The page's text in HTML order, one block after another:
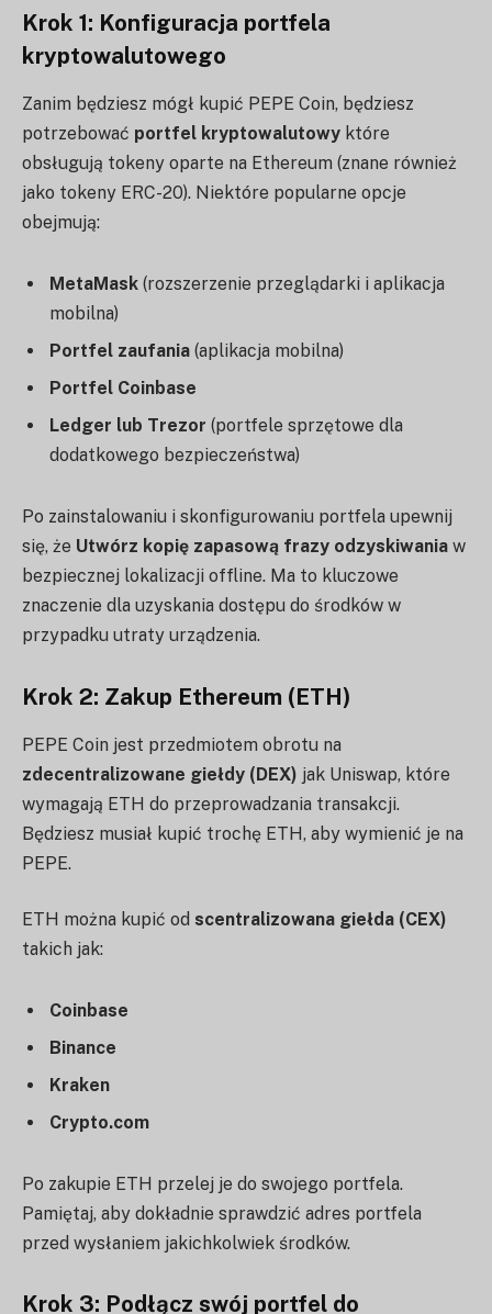
Krok 1: Konfiguracja portfela
kryptowalutowego
Zanim będziesz mógł kupić PEPE Coin, będziesz
potrzebować portfel kryptowalutowy które
obsługują tokeny oparte na Ethereum (znane również
jako tokeny ERC-20). Niektóre popularne opcje
obejmują:
MetaMask (rozszerzenie przeglądarki i aplikacja
mobilna)
Portfel zaufania (aplikacja mobilna)
Portfel Coinbase
Ledger lub Trezor (portfele sprzętowe dla
dodatkowego bezpieczeństwa)
Po zainstalowaniu i skonfigurowaniu portfela upewnij
się, że Utwórz kopię zapasową frazy odzyskiwania w
bezpiecznej lokalizacji offline. Ma to kluczowe
znaczenie dla uzyskania dostępu do środków w
przypadku utraty urządzenia.
Krok 2: Zakup Ethereum (ETH)
PEPE Coin jest przedmiotem obrotu na
zdecentralizowane giełdy (DEX) jak Uniswap, które
wymagają ETH do przeprowadzania transakcji.
Będziesz musiał kupić trochę ETH, aby wymienić je na
PEPE.
ETH można kupić od scentralizowana giełda (CEX)
takich jak:
Coinbase
Binance
Kraken
Crypto.com
Po zakupie ETH przelej je do swojego portfela.
Pamiętaj, aby dokładnie sprawdzić adres portfela
przed wysłaniem jakichkolwiek środków.
Krok 3: Podłącz swój portfel do